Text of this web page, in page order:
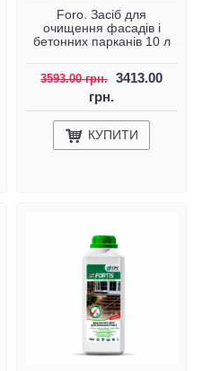
Foro. Засіб для
очищення фасадів і
бетонних парканів 10 л
3593.00 грн. 3413.00
грн.
КУПИТИ